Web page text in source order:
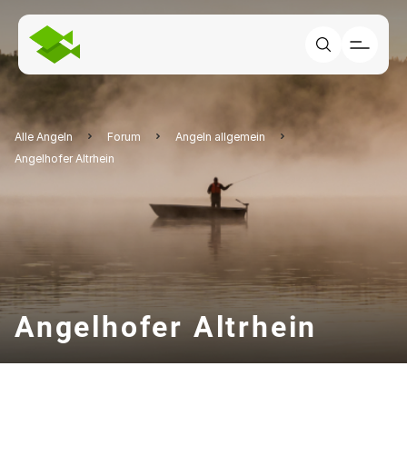
Alle Angeln Forum
Angeln allgemein
Angelhofer Altrhein
Angelhofer Altrhein